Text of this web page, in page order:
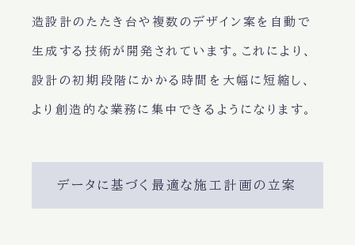
造設計のたたき台や複数のデザイン案を自動で
生成する技術が開発されています。これにより、
設計の初期段階にかかる時間を大幅に短縮し、
より創造的な業務に集中できるようになります。
データに基づく最適な施工計画の立案